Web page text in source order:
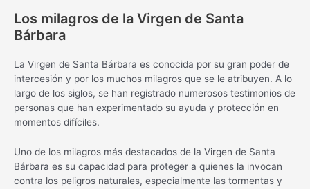
Los milagros de la Virgen de Santa
Bárbara
La Virgen de Santa Bárbara es conocida por su gran poder de
intercesión y por los muchos milagros que se le atribuyen. A lo
largo de los siglos, se han registrado numerosos testimonios de
personas que han experimentado su ayuda y protección en
momentos difíciles.
Uno de los milagros más destacados de la Virgen de Santa
Bárbara es su capacidad para proteger a quienes la invocan
contra los peligros naturales, especialmente las tormentas y